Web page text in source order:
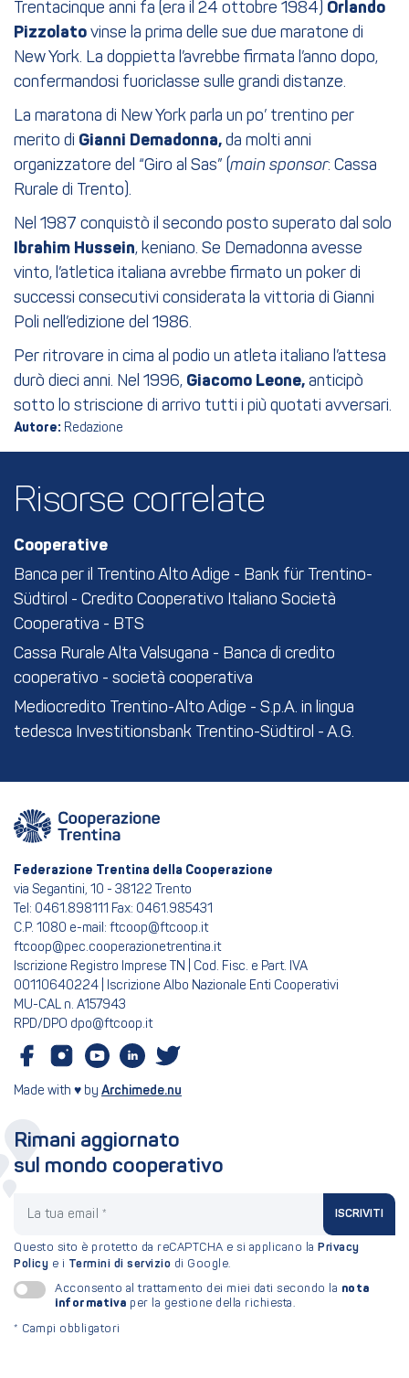
Trentacinque anni fa (era il 24 ottobre 1984) Orlando
Pizzolato vinse la prima delle sue due maratone di
New York. La doppietta l’avrebbe firmata l’anno dopo,
confermandosi fuoriclasse sulle grandi distanze.
La maratona di New York parla un po’ trentino per
merito di Gianni Demadonna, da molti anni
organizzatore del “Giro al Sas” (main sponsor: Cassa
Rurale di Trento).
Nel 1987 conquistò il secondo posto superato dal solo
Ibrahim Hussein, keniano. Se Demadonna avesse
vinto, l’atletica italiana avrebbe firmato un poker di
successi consecutivi considerata la vittoria di Gianni
Poli nell’edizione del 1986.
Per ritrovare in cima al podio un atleta italiano l’attesa
durò dieci anni. Nel 1996, Giacomo Leone, anticipò
sotto lo striscione di arrivo tutti i più quotati avversari.
Autore: Redazione
Risorse correlate
Cooperative
Banca per il Trentino Alto Adige - Bank für Trentino-
Südtirol - Credito Cooperativo Italiano Società
Cooperativa - BTS
Cassa Rurale Alta Valsugana - Banca di credito
cooperativo - società cooperativa
Mediocredito Trentino-Alto Adige - S.p.A. in lingua
tedesca Investitionsbank Trentino-Südtirol - A.G.
Federazione Trentina della Cooperazione
via Segantini, 10 - 38122 Trento
Tel: 0461.898111 Fax: 0461.985431
C.P. 1080 e-mail: ftcoop@ftcoop.it
ftcoop@pec.cooperazionetrentina.it
Iscrizione Registro Imprese TN | Cod. Fisc. e Part. IVA
00110640224 | Iscrizione Albo Nazionale Enti Cooperativi
MU-CAL n. A157943
RPD/DPO dpo@ftcoop.it
Made with ♥ by Archimede.nu
Rimani aggiornato
sul mondo cooperativo
ISCRIVITI
Questo sito è protetto da reCAPTCHA e si applicano la Privacy
Policy e i Termini di servizio di Google.
Acconsento al trattamento dei miei dati secondo la nota
informativa per la gestione della richiesta.
* Campi obbligatori